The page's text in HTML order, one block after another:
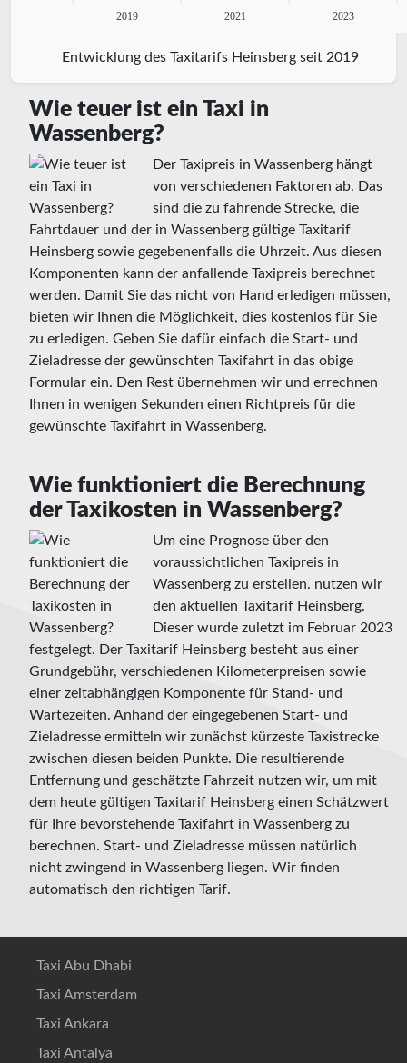
2019 2021 2023
Entwicklung des Taxitarifs Heinsberg seit 2019
Wie teuer ist ein Taxi in
Wassenberg?
Der Taxipreis in Wassenberg hängt
von verschiedenen Faktoren ab. Das
sind die zu fahrende Strecke, die
Fahrtdauer und der in Wassenberg gültige Taxitarif
Heinsberg sowie gegebenenfalls die Uhrzeit. Aus diesen
Komponenten kann der anfallende Taxipreis berechnet
werden. Damit Sie das nicht von Hand erledigen müssen,
bieten wir Ihnen die Möglichkeit, dies kostenlos für Sie
zu erledigen. Geben Sie dafür einfach die Start- und
Zieladresse der gewünschten Taxifahrt in das obige
Formular ein. Den Rest übernehmen wir und errechnen
Ihnen in wenigen Sekunden einen Richtpreis für die
gewünschte Taxifahrt in Wassenberg.
Wie funktioniert die Berechnung
der Taxikosten in Wassenberg?
Um eine Prognose über den
voraussichtlichen Taxipreis in
Wassenberg zu erstellen. nutzen wir
den aktuellen Taxitarif Heinsberg.
Dieser wurde zuletzt im Februar 2023
festgelegt. Der Taxitarif Heinsberg besteht aus einer
Grundgebühr, verschiedenen Kilometerpreisen sowie
einer zeitabhängigen Komponente für Stand- und
Wartezeiten. Anhand der eingegebenen Start- und
Zieladresse ermitteln wir zunächst kürzeste Taxistrecke
zwischen diesen beiden Punkte. Die resultierende
Entfernung und geschätzte Fahrzeit nutzen wir, um mit
dem heute gültigen Taxitarif Heinsberg einen Schätzwert
für Ihre bevorstehende Taxifahrt in Wassenberg zu
berechnen. Start- und Zieladresse müssen natürlich
nicht zwingend in Wassenberg liegen. Wir finden
automatisch den richtigen Tarif.
Taxi Abu Dhabi
Taxi Amsterdam
Taxi Ankara
Taxi Antalya